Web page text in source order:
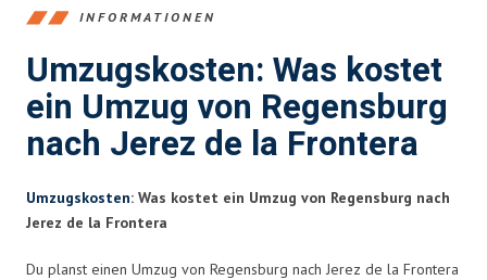
INFORMATIONEN
Umzugskosten: Was kostet
ein Umzug von Regensburg
nach Jerez de la Frontera
Umzugskosten: Was kostet ein Umzug von Regensburg nach
Jerez de la Frontera
Du planst einen Umzug von Regensburg nach Jerez de la Frontera